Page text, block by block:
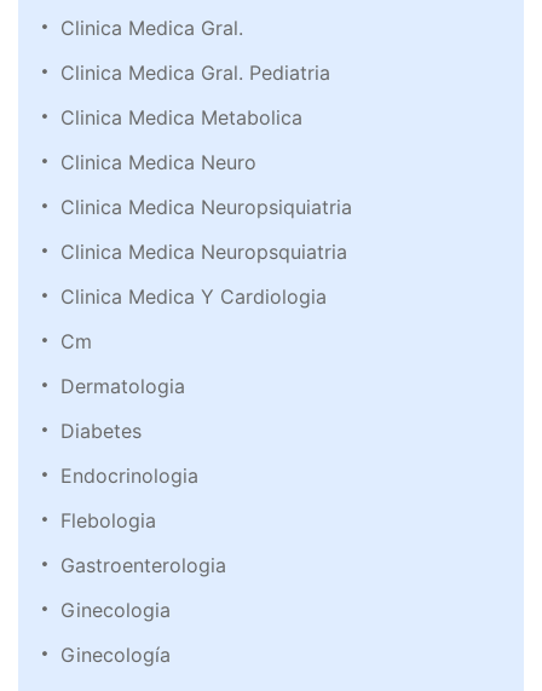
Clinica Medica Gral.
Clinica Medica Gral. Pediatria
Clinica Medica Metabolica
Clinica Medica Neuro
Clinica Medica Neuropsiquiatria
Clinica Medica Neuropsquiatria
Clinica Medica Y Cardiologia
Cm
Dermatologia
Diabetes
Endocrinologia
Flebologia
Gastroenterologia
Ginecologia
Ginecología